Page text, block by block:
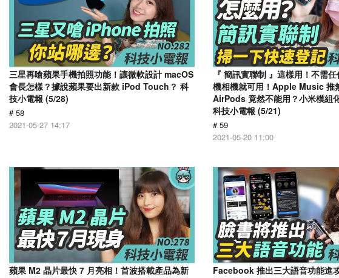
三星再嗆蘋果手機拍照功能！讓微軟設計 macOS
會長怎樣？據說蘋果要出新款 iPod Touch？ 科
技小電報 (5/28)
# 58
2021-05-27 14:17
『 簡訊實聯制 』這樣用！不需
機相機就可用！Apple Music 推
AirPods 竟然不能用？小米模組
科技小電報 (5/21)
# 59
2021-05-20 11:00
蘋果 M2 晶片最快 7 月亮相！首波搭載產品為新
Facebook 推出三大語音功能進